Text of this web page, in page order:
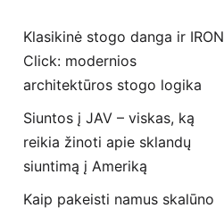
Klasikinė stogo danga ir IRON
Click: modernios
architektūros stogo logika
Siuntos į JAV – viskas, ką
reikia žinoti apie sklandų
siuntimą į Ameriką
Kaip pakeisti namus skalūno